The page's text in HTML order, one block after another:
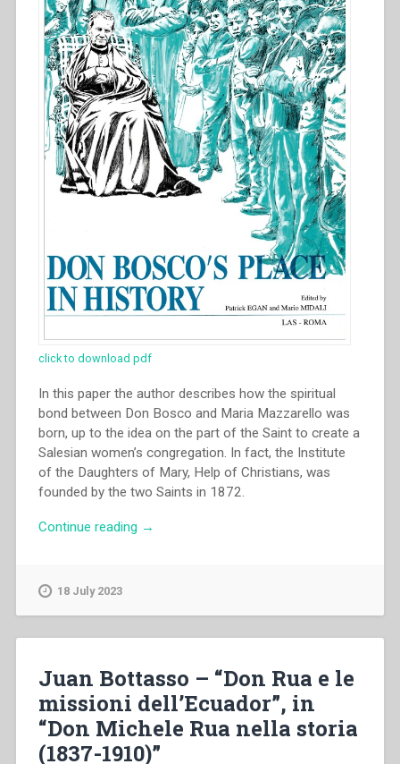
click to download pdf
In this paper the author describes how the spiritual
bond between Don Bosco and Maria Mazzarello was
born, up to the idea on the part of the Saint to create a
Salesian women’s congregation. In fact, the Institute
of the Daughters of Mary, Help of Christians, was
founded by the two Saints in 1872.
Continue reading “Anita
Mazzarello:
their
historical
and
→
18 July 2023
Juan Bottasso – “Don Rua e le
missioni dell’Ecuador”, in
“Don Michele Rua nella storia
(1837-1910)”